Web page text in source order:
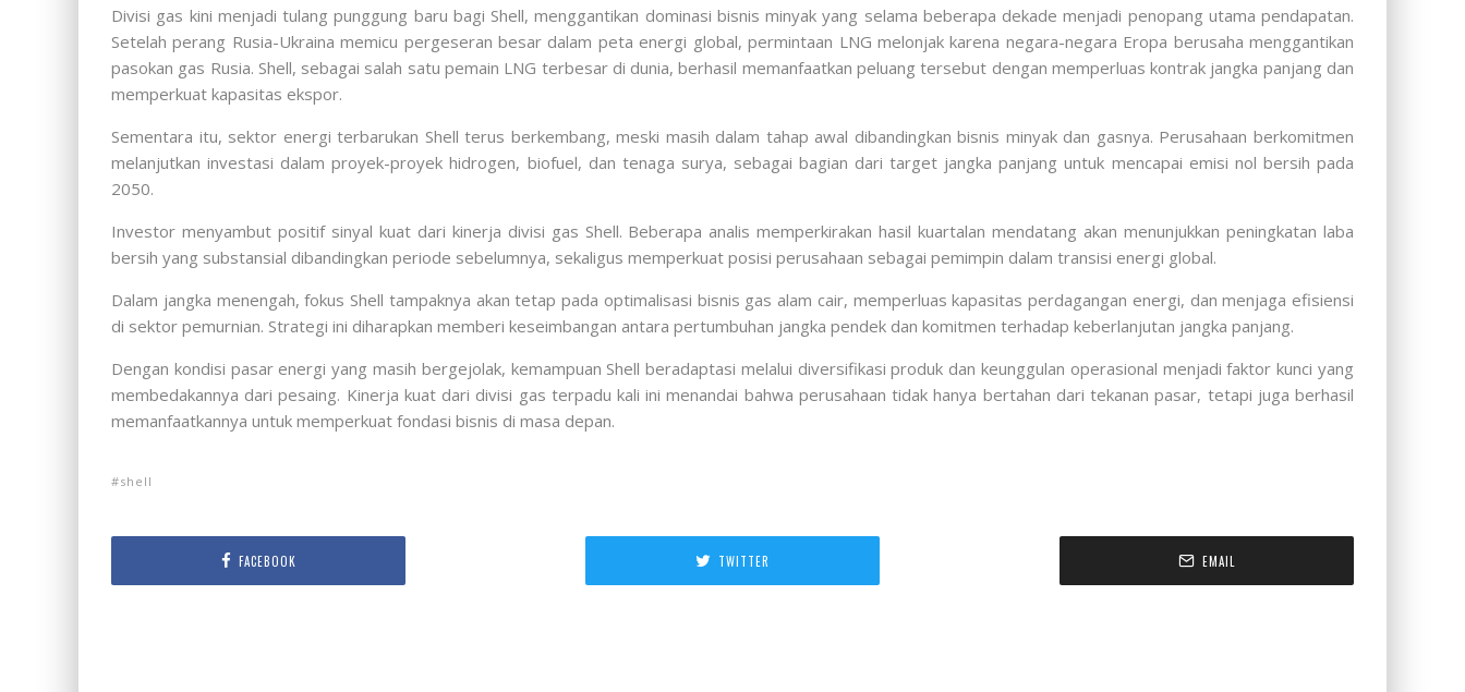
Divisi gas kini menjadi tulang punggung baru bagi Shell, menggantikan dominasi bisnis minyak yang selama beberapa dekade menjadi penopang utama pendapatan.
Setelah perang Rusia-Ukraina memicu pergeseran besar dalam peta energi global, permintaan LNG melonjak karena negara-negara Eropa berusaha menggantikan
pasokan gas Rusia. Shell, sebagai salah satu pemain LNG terbesar di dunia, berhasil memanfaatkan peluang tersebut dengan memperluas kontrak jangka panjang dan
memperkuat kapasitas ekspor.
Sementara itu, sektor energi terbarukan Shell terus berkembang, meski masih dalam tahap awal dibandingkan bisnis minyak dan gasnya. Perusahaan berkomitmen
melanjutkan investasi dalam proyek-proyek hidrogen, biofuel, dan tenaga surya, sebagai bagian dari target jangka panjang untuk mencapai emisi nol bersih pada
2050.
Investor menyambut positif sinyal kuat dari kinerja divisi gas Shell. Beberapa analis memperkirakan hasil kuartalan mendatang akan menunjukkan peningkatan laba
bersih yang substansial dibandingkan periode sebelumnya, sekaligus memperkuat posisi perusahaan sebagai pemimpin dalam transisi energi global.
Dalam jangka menengah, fokus Shell tampaknya akan tetap pada optimalisasi bisnis gas alam cair, memperluas kapasitas perdagangan energi, dan menjaga efisiensi
di sektor pemurnian. Strategi ini diharapkan memberi keseimbangan antara pertumbuhan jangka pendek dan komitmen terhadap keberlanjutan jangka panjang.
Dengan kondisi pasar energi yang masih bergejolak, kemampuan Shell beradaptasi melalui diversifikasi produk dan keunggulan operasional menjadi faktor kunci yang
membedakannya dari pesaing. Kinerja kuat dari divisi gas terpadu kali ini menandai bahwa perusahaan tidak hanya bertahan dari tekanan pasar, tetapi juga berhasil
memanfaatkannya untuk memperkuat fondasi bisnis di masa depan.
shell
FACEBOOK TWITTER EMAIL